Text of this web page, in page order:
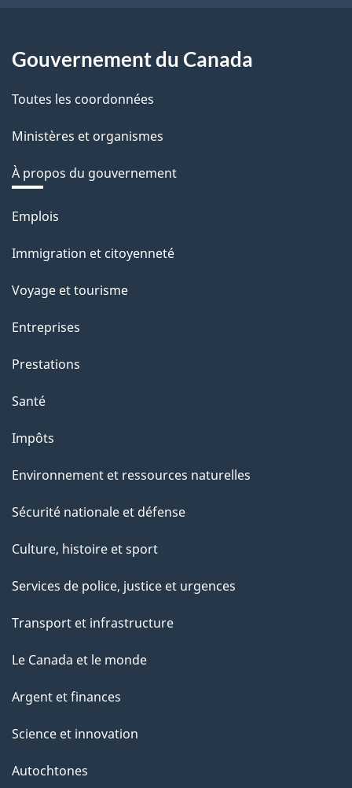
Gouvernement du Canada
Toutes les coordonnées
Ministères et organismes
À propos du gouvernement
Thèmes
sujets
Emplois
Immigration et citoyenneté
Voyage et tourisme
Entreprises
Prestations
Santé
Impôts
Environnement et ressources naturelles
Sécurité nationale et défense
Culture, histoire et sport
Services de police, justice et urgences
Transport et infrastructure
Le Canada et le monde
Argent et finances
Science et innovation
Autochtones